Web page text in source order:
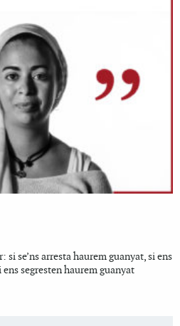
se’ns arresta haurem guanyat, si ens
segresten haurem guanyat